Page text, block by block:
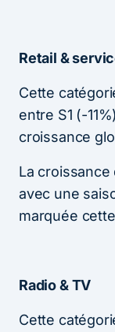
Retail &
Cette
entre S1 (-
croissance
La
avec une
marquée
Radio & TV
Cette